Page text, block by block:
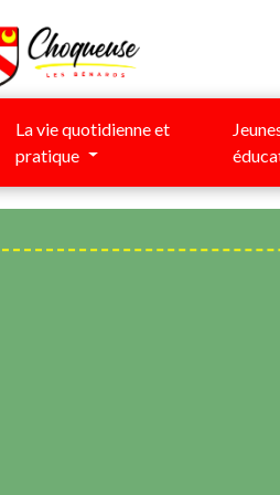
La vie quotidienne et
pratique